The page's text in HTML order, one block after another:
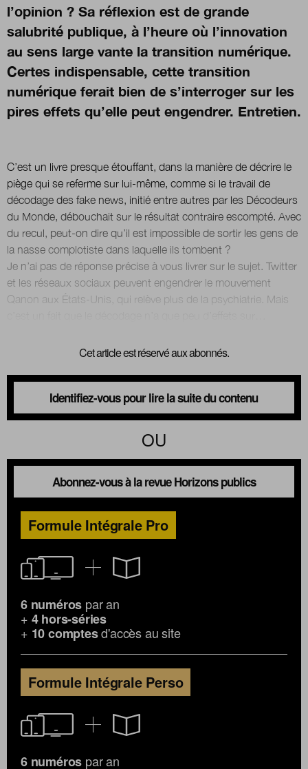
l’opinion ? Sa réflexion est de grande
salubrité publique, à l’heure où l’innovation
au sens large vante la transition numérique.
Certes indispensable, cette transition
numérique ferait bien de s’interroger sur les
pires effets qu’elle peut engendrer. Entretien.
C’est un livre presque étouffant, dans la manière de décrire le
piège qui se referme sur lui-même, comme si le travail de
décodage des fake news, initié entre autres par les Décodeurs
du Monde, débouchait sur le résultat contraire escompté. Avec
du recul, peut-on dire qu’il est impossible de sortir les gens de
la nasse complotiste dans laquelle ils tombent ?
Je n’ai pas de réponse précise à vous livrer sur le sujet. Twitter
et les réseaux sociaux peuvent engendrer le mouvement
Qanon aux États-Unis, qui relève plus de la psychiatrie. Mais
Cet article est réservé aux abonnés.
Identifiez-vous pour lire la suite du contenu
OU
Abonnez-vous à la revue Horizons publics
Formule Intégrale Pro
6 numéros par an
+ 4 hors-séries
+ 10 comptesd'accès au site
Formule Intégrale Perso
6 numéros par an